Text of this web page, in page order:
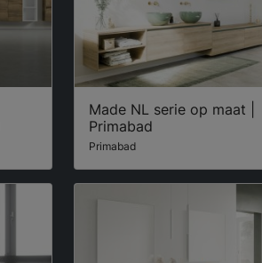
Made NL serie op maat |
Primabad
Primabad